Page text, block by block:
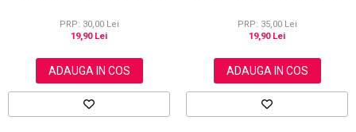
PRP: 30,00 Lei
19,90 Lei
ADAUGA IN COS
PRP: 35,00 Lei
19,90 Lei
ADAUGA IN COS